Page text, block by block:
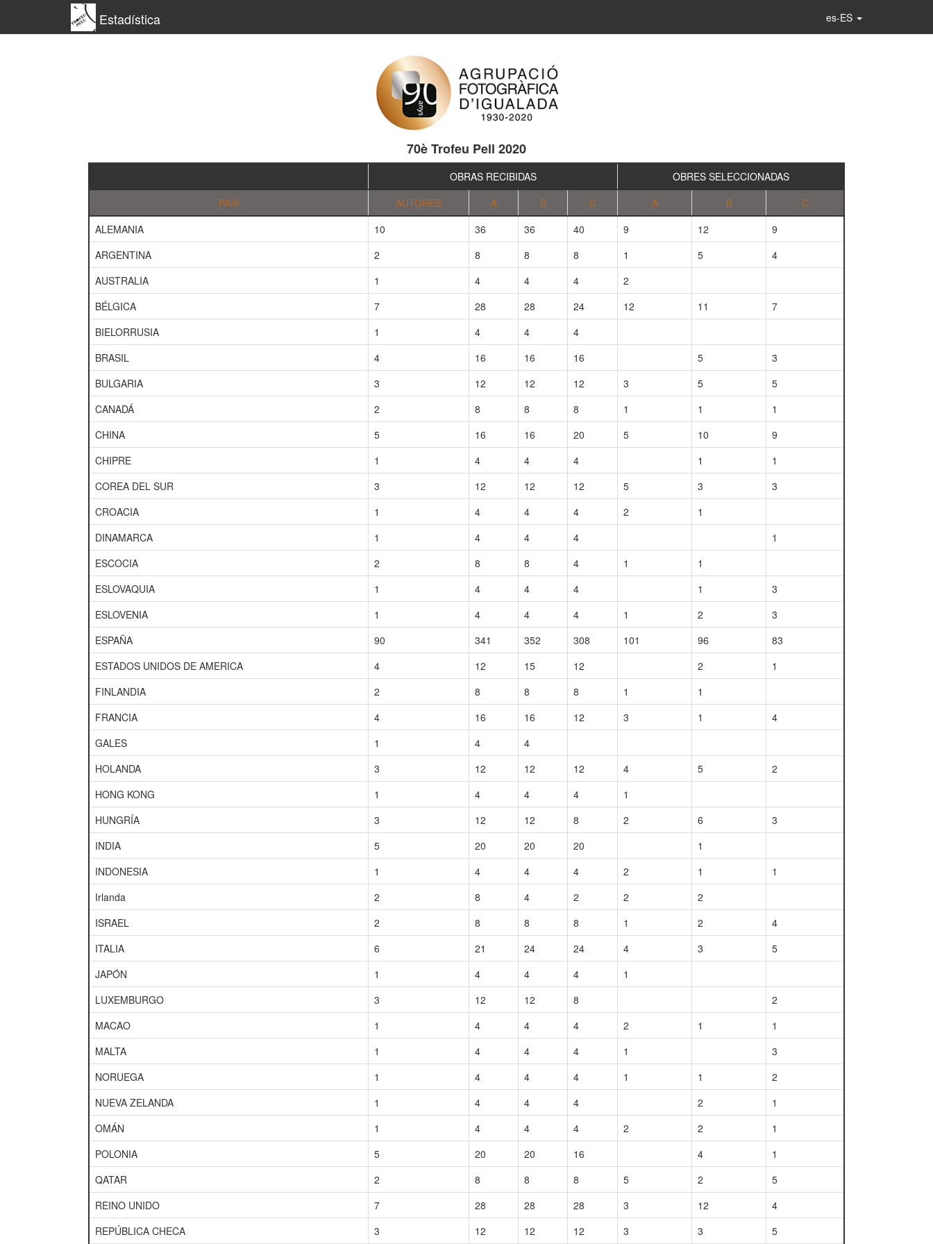
Estadística es-ES
70è Trofeu Pell 2020
OBRAS RECIBIDAS
OBRES SELECCIONADAS
PAÍS
AUTORES A B C A B
C
ALEMANIA
10 36 36 40 9 12
9
ARGENTINA
2 8 8 8 1 5
4
AUSTRALIA
1 4 4 4
2
BÉLGICA
7 28 28 24 12 11
7
BIELORRUSIA
1 4 4
4
BRASIL
4 16 16 16 5
3
BULGARIA
3 12 12 12 3 5
5
CANADÁ
2 8 8 8 1 1
1
CHINA
5 16 16 20 5 10
9
CHIPRE
1 4 4 4 1
1
COREA DEL SUR
3 12 12 12 5 3
3
CROACIA
1 4 4 4 2
1
DINAMARCA
1 4 4 4
1
ESCOCIA
2 8 8 4 1
1
ESLOVAQUIA
1 4 4 4 1
3
ESLOVENIA
1 4 4 4 1 2
3
ESPAÑA
90 341 352 308 101 96
83
ESTADOS UNIDOS DE AMERICA
4 12 15 12 2
1
FINLANDIA
2 8 8 8 1
1
FRANCIA
4 16 16 12 3 1
4
GALES
1 4
4
HOLANDA
3 12 12 12 4 5
2
HONG KONG
1 4 4 4
1
HUNGRÍA
3 12 12 8 2 6
3
INDIA
5 20 20 20
1
INDONESIA
1 4 4 4 2 1
1
Irlanda
2 8 4 2 2
2
ISRAEL
2 8 8 8 1 2
4
ITALIA
6 21 24 24 4 3
5
JAPÓN
1 4 4 4
1
LUXEMBURGO
3 12 12 8
2
MACAO
1 4 4 4 2 1
1
MALTA
1 4 4 4 1
3
NORUEGA
1 4 4 4 1 1
2
NUEVA ZELANDA
1 4 4 4 2
1
OMÁN
1 4 4 4 2 2
1
POLONIA
5 20 20 16 4
1
QATAR
2 8 8 8 5 2
5
REINO UNIDO
7 28 28 28 3 12
4
REPÚBLICA CHECA
3 12 12 12 3 3 5